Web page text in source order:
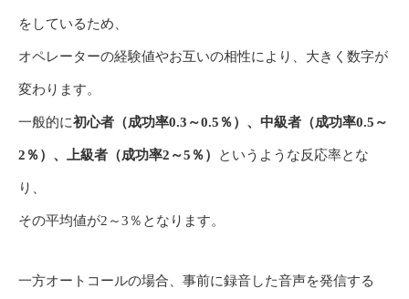
をしているため、
オペレーターの経験値やお互いの相性により、大きく数字が
変わります。
一般的に初心者（成功率0.3～0.5％）、中級者（成功率0.5～
2％）、上級者（成功率2～5％） というような反応率とな
り、
その平均値が2～3％となります。
一方オートコールの場合、事前に録音した音声を発信する